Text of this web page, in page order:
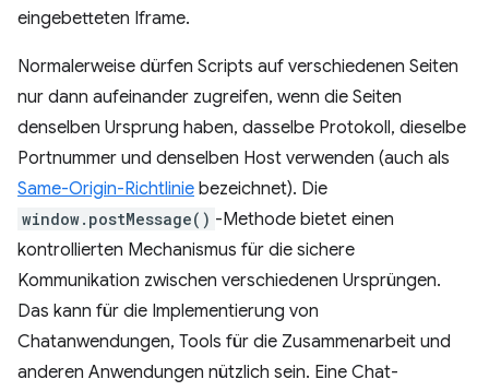
eingebetteten Iframe.
Normalerweise dürfen Scripts auf verschiedenen Seiten
nur dann aufeinander zugreifen, wenn die Seiten
denselben Ursprung haben, dasselbe Protokoll, dieselbe
Portnummer und denselben Host verwenden (auch als
Same-Origin-Richtlinie bezeichnet). Die
window.postMessage() -Methode bietet einen
kontrollierten Mechanismus für die sichere
Kommunikation zwischen verschiedenen Ursprüngen.
Das kann für die Implementierung von
Chatanwendungen, Tools für die Zusammenarbeit und
anderen Anwendungen nützlich sein. Eine Chat-